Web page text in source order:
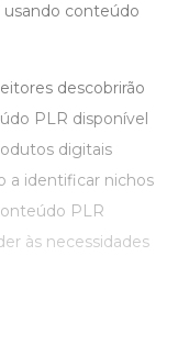
usando conteúdo
descobrirão
PLR disponível
digitais
a identificar nichos
PLR
às necessidades